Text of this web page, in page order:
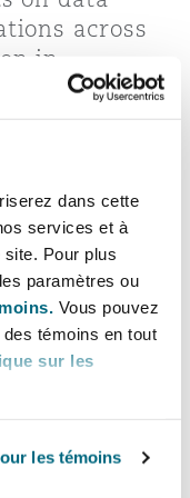
dans cette
services et à
Pour plus
paramètres ou
Vous pouvez
témoins en tout
sur les
les témoins
réparation et
espace
d’assurance
et crédit
du fabricant
across
in
commercial